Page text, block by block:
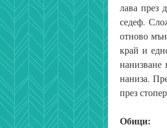
лава през
седеф.
отново
край и
нанизване
наниза.
през
Обици: